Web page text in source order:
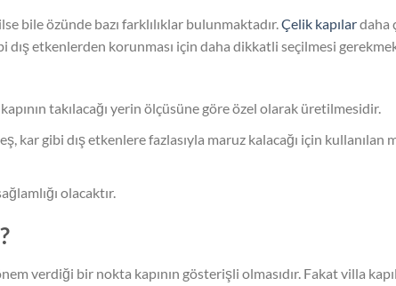
bile özünde bazı farklılıklar bulunmaktadır. Çelik kapılardaha
dış etkenlerden korunması için daha dikkatli seçilmesi
takılacağı yerin ölçüsüne göre özel olarak üretilmesidir.
kar gibi dış etkenlere fazlasıyla maruz kalacağı için
olacaktır.
verdiği bir nokta kapının gösterişli olmasıdır. Fakat villa